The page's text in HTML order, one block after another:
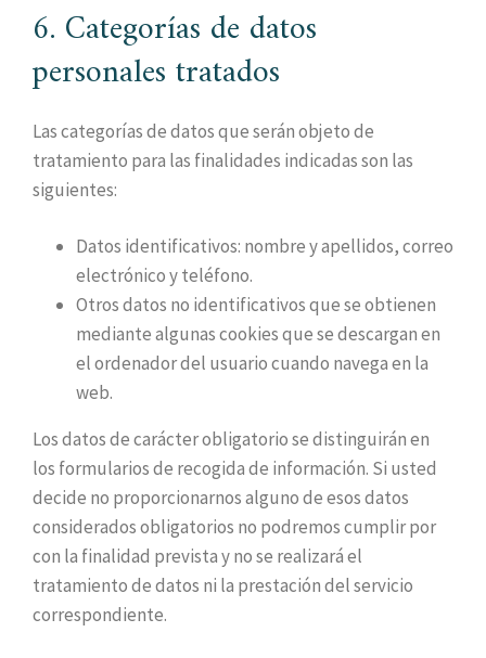
6. Categorías de datos
personales tratados
Las categorías de datos que serán objeto de
tratamiento para las finalidades indicadas son las
siguientes:
Datos identificativos: nombre y apellidos, correo
electrónico y teléfono.
Otros datos no identificativos que se obtienen
mediante algunas cookies que se descargan en
el ordenador del usuario cuando navega en la
web.
Los datos de carácter obligatorio se distinguirán en
los formularios de recogida de información. Si usted
decide no proporcionarnos alguno de esos datos
considerados obligatorios no podremos cumplir por
con la finalidad prevista y no se realizará el
tratamiento de datos ni la prestación del servicio
correspondiente.